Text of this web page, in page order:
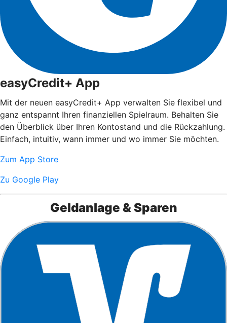
easyCredit+ App
Mit der neuen easyCredit+ App verwalten Sie flexibel und
ganz entspannt Ihren finanziellen Spielraum. Behalten Sie
den Überblick über Ihren Kontostand und die Rückzahlung.
Einfach, intuitiv, wann immer und wo immer Sie möchten.
Zum App Store
Zu Google Play
Geldanlage & Sparen